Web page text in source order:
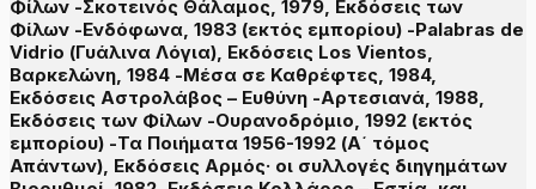
Φίλων -Σκοτεινός Θάλαμος, 1979, Εκδόσεις των
Φίλων -Ενδόφωνα, 1983 (εκτός εμπορίου) -Palabras de
Vidrio (Γυάλινα Λόγια), Εκδόσεις Los Vientos,
Βαρκελώνη, 1984 -Μέσα σε Καθρέφτες, 1984,
Εκδόσεις Αστρολάβος – Ευθύνη -Αρτεσιανά, 1988,
Εκδόσεις των Φίλων -Ουρανοδρόμιο, 1992 (εκτός
εμπορίου) -Τα Ποιήματα 1956-1992 (Α΄ τόμος
Απάντων), Εκδόσεις Αρμός· οι συλλογές διηγημάτων